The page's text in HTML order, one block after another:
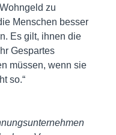
zu
Menschen besser
Es gilt, ihnen die
Gespartes
müssen, wenn sie
so.“